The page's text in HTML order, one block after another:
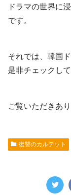
ドラマの世界に
です。
それでは、韓国
是非チェックし
ご覧いただきあ
復讐のカルテット